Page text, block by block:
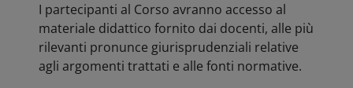
I partecipanti al Corso avranno accesso al
materiale didattico fornito dai docenti, alle più
rilevanti pronunce giurisprudenziali relative
agli argomenti trattati e alle fonti normative.